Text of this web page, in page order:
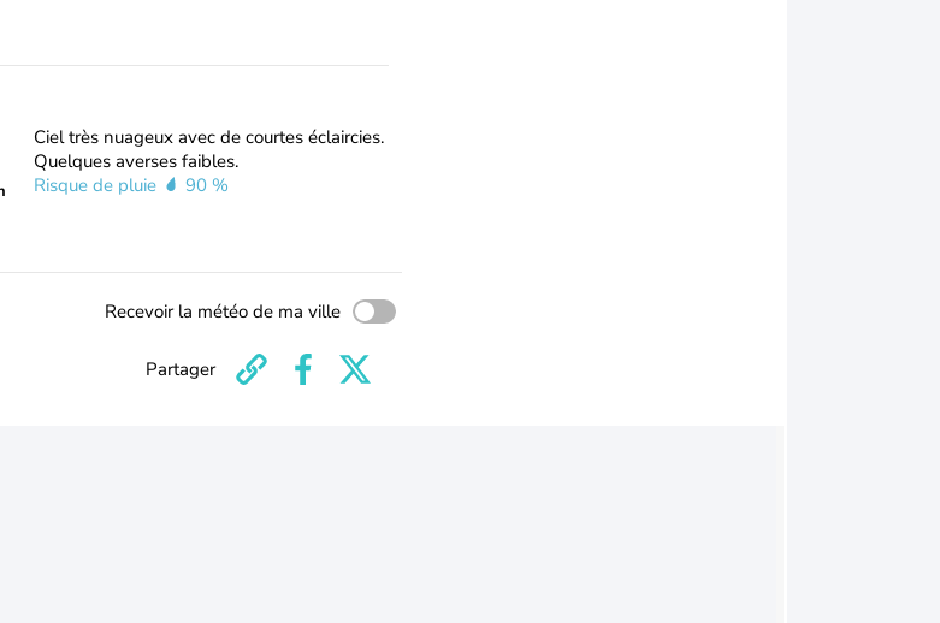
Ciel très nuageux avec de courtes éclaircies.
Quelques averses faibles.
Risque de pluie
90 %
Recevoir la météo de ma ville
Partager